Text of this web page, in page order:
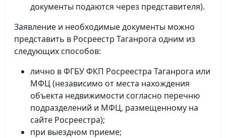
документы подаются через представителя).
Заявление и необходимые документы можно
представить в Росреестр Таганрога одним из
следующих способов:
лично в ФГБУ ФКП Росреестра Таганрога или
МФЦ (независимо от места нахождения
объекта недвижимости согласно перечню
подразделений и МФЦ, размещенному на
сайте Росреестра);
при выездном приеме;